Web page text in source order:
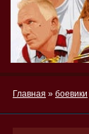
Главная » боевики